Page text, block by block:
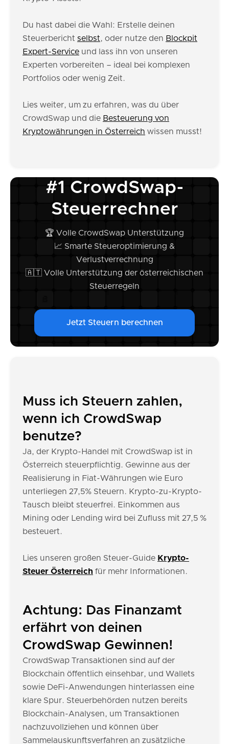
Du hast dabei die Wahl: Erstelle deinen
Steuerbericht selbst, oder nutze den Blockpit
Expert-Service und lass ihn von unseren
Experten vorbereiten – ideal bei komplexen
Portfolios oder wenig Zeit.
Lies weiter, um zu erfahren, was du über
CrowdSwap und die Besteuerung von
Kryptowährungen in Österreich wissen musst!
#1 CrowdSwap-
Steuerrechner
🏆 Volle CrowdSwap Unterstützung
📈 Smarte Steueroptimierung &
Verlustverrechnung
🇦🇹 Volle Unterstützung der österreichischen
Steuerregeln
Jetzt Steuern berechnen
Muss ich Steuern zahlen,
wenn ich CrowdSwap
benutze?
Ja, der Krypto-Handel mit CrowdSwap ist in
Österreich steuerpflichtig. Gewinne aus der
Realisierung in Fiat-Währungen wie Euro
unterliegen 27,5% Steuern. Krypto-zu-Krypto-
Tausch bleibt steuerfrei. Einkommen aus
Mining oder Lending wird bei Zufluss mit 27,5 %
besteuert.
Lies unseren großen Steuer-Guide Krypto-
Steuer Österreich für mehr Informationen.
Achtung: Das Finanzamt
erfährt von deinen
CrowdSwap Gewinnen!
CrowdSwap Transaktionen sind auf der
Blockchain öffentlich einsehbar, und Wallets
sowie DeFi-Anwendungen hinterlassen eine
klare Spur. Steuerbehörden nutzen bereits
Blockchain-Analysen, um Transaktionen
nachzuvollziehen und können über
Sammelauskunftsverfahren an zusätzliche